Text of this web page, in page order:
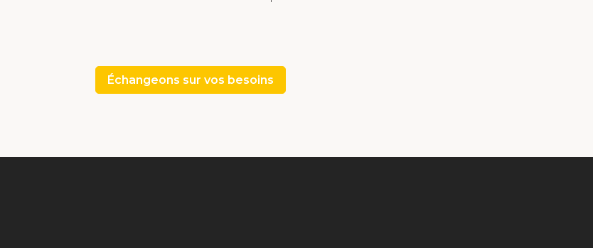
Échangeons sur vos besoins